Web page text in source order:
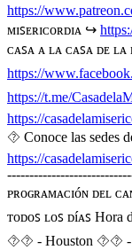
https://
ᴍɪꜱᴇʀɪᴄᴏʀᴅɪᴀ ↪️
ᴄᴀꜱᴀ ᴀ ʟᴀ ᴄᴀꜱᴀ ᴅᴇ ʟᴀ
https://
https://t.me/
https://
⯑ Conoce las sedes
https://
ᴩʀᴏɢʀᴀᴍᴀᴄɪóɴ ᴅᴇʟ
ᴛᴏᴅᴏꜱ ʟᴏꜱ ᴅíᴀꜱ
⯑⯑ - Houston ⯑⯑